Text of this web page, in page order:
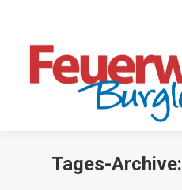
Tages-Archive: